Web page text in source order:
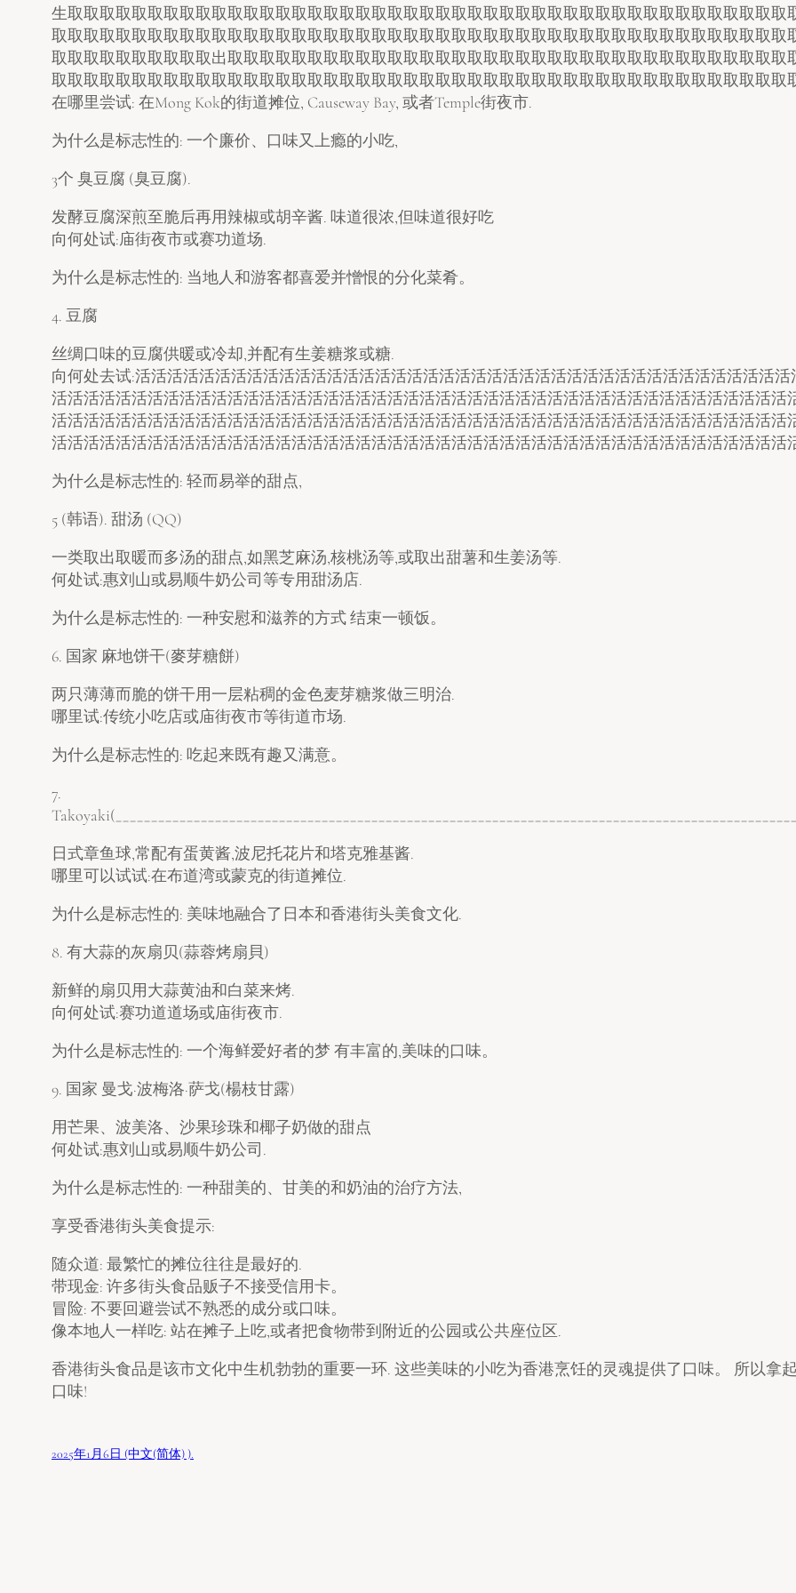
生取取取取取取取取取取取取取取取取取取取取取取取取取取取取取取取取取取取取取取取取取取取取
取取取取取取取取取取取取取取取取取取取取取取取取取取取取取取取取取取取取取取取取取取取取取
取取取取取取取取取取出取取取取取取取取取取取取取取取取取取取取取取取取取取取取取取取取取取
取取取取取取取取取取取取取取取取取取取取取取取取取取取取取取取取取取取取取取取取取取取取取取
在哪里尝试: 在Mong Kok的街道摊位, Causeway Bay, 或者Temple街夜市.
为什么是标志性的: 一个廉价、口味又上瘾的小吃,
3个 臭豆腐 (臭豆腐).
发酵豆腐深煎至脆后再用辣椒或胡辛酱. 味道很浓,但味道很好吃
向何处试:庙街夜市或赛功道场.
为什么是标志性的: 当地人和游客都喜爱并憎恨的分化菜肴。
4. 豆腐
丝绸口味的豆腐供暖或冷却,并配有生姜糖浆或糖.
向何处去试:活活活活活活活活活活活活活活活活活活活活活活活活活活活活活活活活活活活活活活活活
活活活活活活活活活活活活活活活活活活活活活活活活活活活活活活活活活活活活活活活活活活活活活
活活活活活活活活活活活活活活活活活活活活活活活活活活活活活活活活活活活活活活活活活活活活活
活活活活活活活活活活活活活活活活活活活活活活活活活活活活活活活活活活活活活活活活活活活活活活
为什么是标志性的: 轻而易举的甜点,
5 (韩语). 甜汤 (QQ)
一类取出取暖而多汤的甜点,如黑芝麻汤,核桃汤等,或取出甜薯和生姜汤等.
何处试:惠刘山或易顺牛奶公司等专用甜汤店.
为什么是标志性的: 一种安慰和滋养的方式 结束一顿饭。
6. 国家 麻地饼干(麥芽糖餅)
两只薄薄而脆的饼干用一层粘稠的金色麦芽糖浆做三明治.
哪里试:传统小吃店或庙街夜市等街道市场.
为什么是标志性的: 吃起来既有趣又满意。
7.
日式章鱼球,常配有蛋黄酱,波尼托花片和塔克雅基酱.
哪里可以试试:在布道湾或蒙克的街道摊位.
为什么是标志性的: 美味地融合了日本和香港街头美食文化.
8. 有大蒜的灰扇贝(蒜蓉烤扇貝)
新鲜的扇贝用大蒜黄油和白菜来烤.
向何处试:赛功道道场或庙街夜市.
为什么是标志性的: 一个海鲜爱好者的梦 有丰富的,美味的口味。
9. 国家 曼戈·波梅洛·萨戈(楊枝甘露)
用芒果、波美洛、沙果珍珠和椰子奶做的甜点
何处试:惠刘山或易顺牛奶公司.
为什么是标志性的: 一种甜美的、甘美的和奶油的治疗方法,
享受香港街头美食提示:
随众道: 最繁忙的摊位往往是最好的.
带现金: 许多街头食品贩子不接受信用卡。
冒险: 不要回避尝试不熟悉的成分或口味。
像本地人一样吃: 站在摊子上吃,或者把食物带到附近的公园或公共座位区.
香港街头食品是该市文化中生机勃勃的重要一环. 这些美味的小吃为香港烹饪的灵魂提供了口味。 所以拿
口味!
2025年1月6日 (中文(简体) ).